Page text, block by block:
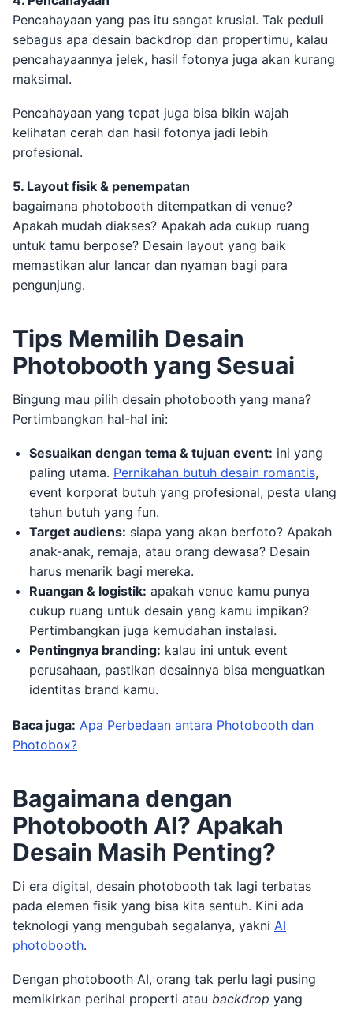
Pencahayaan yang pas itu sangat krusial. Tak peduli
sebagus apa desain backdrop dan propertimu, kalau
pencahayaannya jelek, hasil fotonya juga akan kurang
maksimal.
Pencahayaan yang tepat juga bisa bikin wajah
kelihatan cerah dan hasil fotonya jadi lebih
profesional.
5. Layout fisik & penempatan
bagaimana photobooth ditempatkan di venue?
Apakah mudah diakses? Apakah ada cukup ruang
untuk tamu berpose? Desain layout yang baik
memastikan alur lancar dan nyaman bagi para
pengunjung.
Tips Memilih Desain
Photobooth yang Sesuai
Bingung mau pilih desain photobooth yang mana?
Pertimbangkan hal-hal ini:
Sesuaikan dengan tema & tujuan event: ini yang
paling utama. Pernikahan butuh desain romantis,
event korporat butuh yang profesional, pesta ulang
tahun butuh yang fun.
Target audiens: siapa yang akan berfoto? Apakah
anak-anak, remaja, atau orang dewasa? Desain
harus menarik bagi mereka.
Ruangan & logistik: apakah venue kamu punya
cukup ruang untuk desain yang kamu impikan?
Pertimbangkan juga kemudahan instalasi.
Pentingnya branding: kalau ini untuk event
perusahaan, pastikan desainnya bisa menguatkan
identitas brand kamu.
Baca juga: Apa Perbedaan antara Photobooth dan
Photobox?
Bagaimana dengan
Photobooth AI? Apakah
Desain Masih Penting?
Di era digital, desain photobooth tak lagi terbatas
pada elemen fisik yang bisa kita sentuh. Kini ada
teknologi yang mengubah segalanya, yakni AI
photobooth.
Dengan photobooth AI, orang tak perlu lagi pusing
memikirkan perihal properti atau backdrop yang